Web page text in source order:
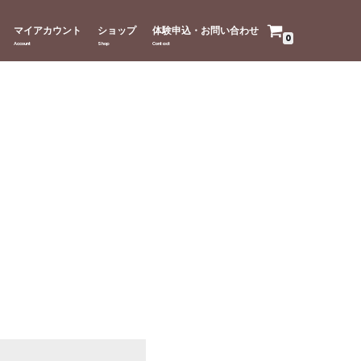
マイアカウント ショップ 体験申込・お問い合わせ
0